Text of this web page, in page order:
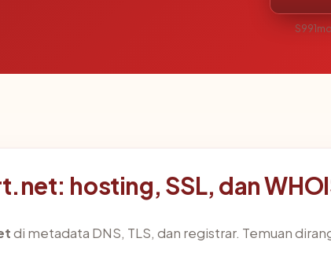
hosting, SSL, dan
di metadata DNS, TLS, dan registrar. Temuan